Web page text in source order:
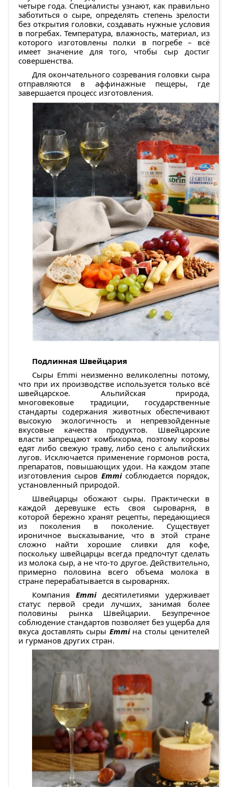
четыре года. Специалисты узнают, как правильно
заботиться о сыре, определять степень зрелости
без открытия головки, создавать нужные условия
в погребах. Температура, влажность, материал, из
которого изготовлены полки в погребе – всё
имеет значение для того, чтобы сыр достиг
совершенства.
Для окончательного созревания головки сыра
отправляются в аффинажные пещеры, где
завершается процесс изготовления.
Подлинная Швейцария
Сыры Emmi неизменно великолепны потому,
что при их производстве используется только всё
швейцарское. Альпийская природа,
многовековые традиции, государственные
стандарты содержания животных обеспечивают
высокую экологичность и непревзойденные
вкусовые качества продуктов. Швейцарские
власти запрещают комбикорма, поэтому коровы
едят либо свежую траву, либо сено с альпийских
лугов. Исключается применение гормонов роста,
препаратов, повышающих удои. На каждом этапе
изготовления сыров Emmi соблюдается порядок,
установленный природой.
Швейцарцы обожают сыры. Практически в
каждой деревушке есть своя сыроварня, в
которой бережно хранят рецепты, передающиеся
из поколения в поколение. Существует
ироничное высказывание, что в этой стране
сложно найти хорошие сливки для кофе,
поскольку швейцарцы всегда предпочтут сделать
из молока сыр, а не что-то другое. Действительно,
примерно половина всего объема молока в
стране перерабатывается в сыроварнях.
Компания Emmiдесятилетиями удерживает
статус первой среди лучших, занимая более
половины рынка Швейцарии. Безупречное
соблюдение стандартов позволяет без ущерба для
вкуса доставлять сыры Emmiна столы ценителей
и гурманов других стран.